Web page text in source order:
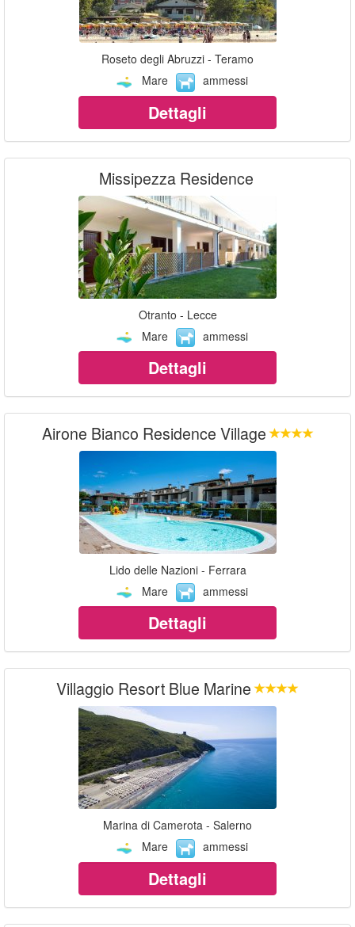
Roseto degli Abruzzi - Teramo
Mare
ammessi
Dettagli
Missipezza Residence
Otranto - Lecce
Mare
ammessi
Dettagli
Airone Bianco Residence Village
Lido delle Nazioni - Ferrara
Mare
ammessi
Dettagli
Villaggio Resort Blue Marine
Marina di Camerota - Salerno
Mare
ammessi
Dettagli